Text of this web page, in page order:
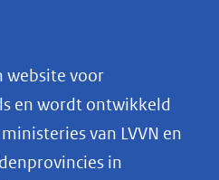
website voor
en wordt ontwikkeld
van LVVN en
in